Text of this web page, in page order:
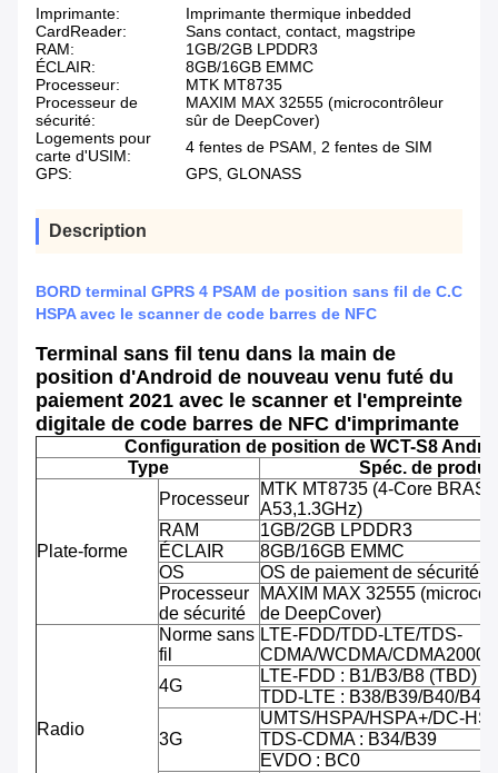
Imprimante:
Imprimante thermique inbedded
CardReader:
Sans contact, contact, magstripe
RAM:
1GB/2GB LPDDR3
ÉCLAIR:
8GB/16GB EMMC
Processeur:
MTK MT8735
Processeur de
sécurité:
MAXIM MAX 32555 (microcontrôleur
sûr de DeepCover)
Logements pour
carte d'USIM:
4 fentes de PSAM, 2 fentes de SIM
GPS:
GPS, GLONASS
Description
BORD terminal GPRS 4 PSAM de position sans fil de C.C
HSPA avec le scanner de code barres de NFC
Terminal sans fil tenu dans la main de
position d'Android de nouveau venu futé du
paiement 2021 avec le scanner et l'empreinte
digitale de code barres de NFC d'imprimante
Configuration de position de WCT-S8
Type
Spéc. de produit
Plate-forme
Processeur
MTK MT8735 (4-Core BRAS
A53,1.3GHz)
RAM
1GB/2GB LPDDR3
ÉCLAIR
8GB/16GB EMMC
OS
OS de paiement de sécurité
Processeur
de sécurité
MAXIM MAX 32555
de DeepCover)
Radio
Norme sans
fil
LTE-FDD/TDD-LTE/TDS-
CDMA/WCDMA/CDMA2000/
4G
LTE-FDD : B1/B3/B8 (TBD)
TDD-LTE : B38/B39/B40/B41
3G
UMTS/HSPA/HSPA+/DC-
TDS-CDMA : B34/B39
EVDO : BC0